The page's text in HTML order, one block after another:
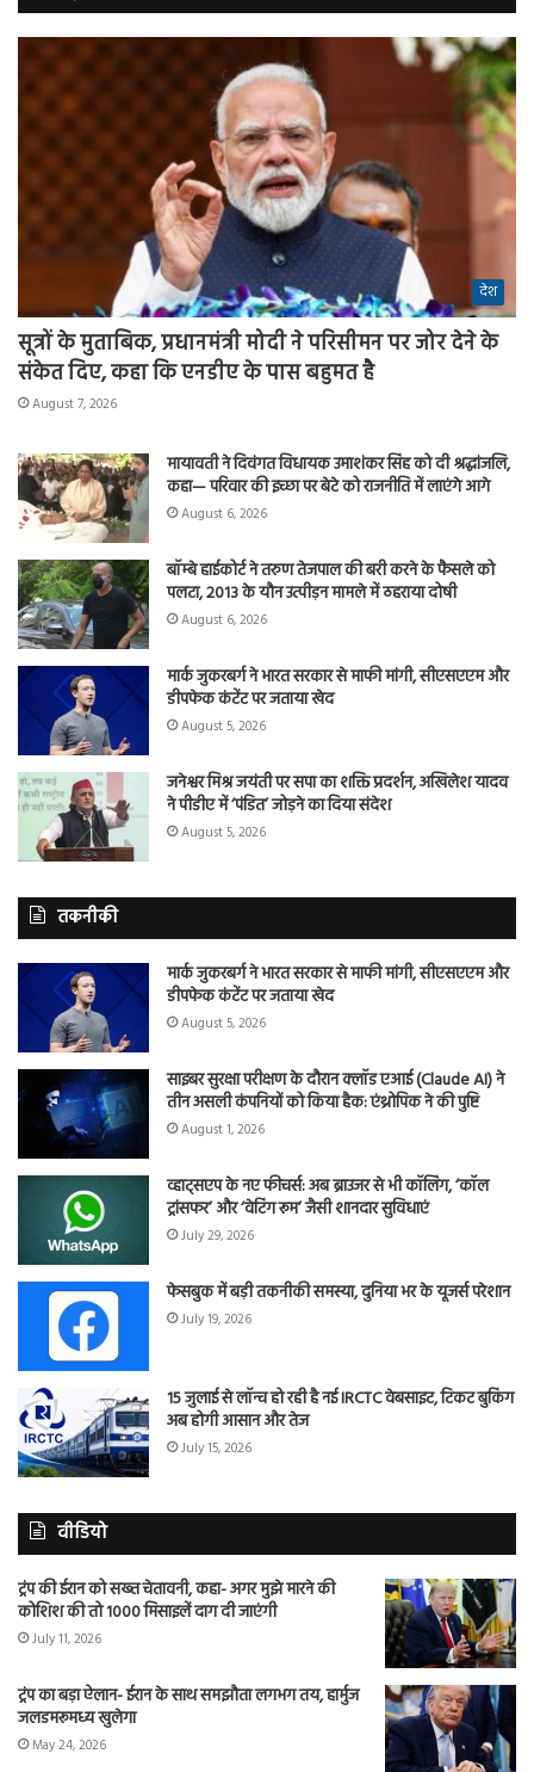
देश
सूत्रों के मुताबिक, प्रधानमंत्री मोदी ने परिसीमन पर जोर देने के
संकेत दिए, कहा कि एनडीए के पास बहुमत है
August 7, 2026
मायावती ने दिवंगत विधायक उमाशंकर सिंह को दी श्रद्धांजलि,
कहा— परिवार की इच्छा पर बेटे को राजनीति में लाएंगे आगे
August 6, 2026
बॉम्बे हाईकोर्ट ने तरुण तेजपाल की बरी करने के फैसले को
पलटा, 2013 के यौन उत्पीड़न मामले में ठहराया दोषी
August 6, 2026
मार्क जुकरबर्ग ने भारत सरकार से माफी मांगी, सीएसएएम और
डीपफेक कंटेंट पर जताया खेद
August 5, 2026
जनेश्वर मिश्र जयंती पर सपा का शक्ति प्रदर्शन, अखिलेश यादव
ने पीडीए में ‘पंडित’ जोड़ने का दिया संदेश
August 5, 2026
तकनीकी
मार्क जुकरबर्ग ने भारत सरकार से माफी मांगी, सीएसएएम और
डीपफेक कंटेंट पर जताया खेद
August 5, 2026
साइबर सुरक्षा परीक्षण के दौरान क्लॉड एआई (Claude AI) ने
तीन असली कंपनियों को किया हैक: एंथ्रोपिक ने की पुष्टि
August 1, 2026
व्हाट्सएप के नए फीचर्स: अब ब्राउजर से भी कॉलिंग, ‘कॉल
ट्रांसफर’ और ‘वेटिंग रूम’ जैसी शानदार सुविधाएं
July 29, 2026
फेसबुक में बड़ी तकनीकी समस्या, दुनिया भर के यूजर्स परेशान
July 19, 2026
15 जुलाई से लॉन्च हो रही है नई IRCTC वेबसाइट, टिकट बुकिंग
अब होगी आसान और तेज
July 15, 2026
वीडियो
ट्रंप की ईरान को सख्त चेतावनी, कहा- अगर मुझे मारने की
कोशिश की तो 1000 मिसाइलें दाग दी जाएंगी
July 11, 2026
ट्रंप का बड़ा ऐलान- ईरान के साथ समझौता लगभग तय, हार्मुज
जलडमरूमध्य खुलेगा
May 24, 2026